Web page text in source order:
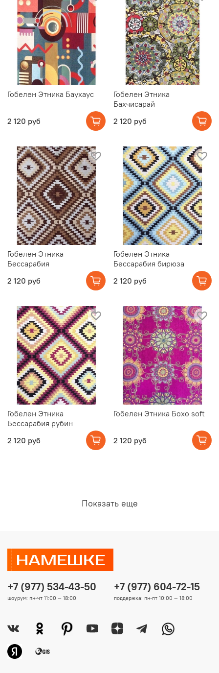
Гобелен Этника Баухаус
2 120 руб
Гобелен Этника
Бахчисарай
2 120 руб
Гобелен Этника
Бессарабия
2 120 руб
Гобелен Этника
Бессарабия бирюза
2 120 руб
Гобелен Этника
Бессарабия рубин
2 120 руб
Гобелен Этника Бохо soft
2 120 руб
Показать еще
+7 (977) 534-43-50
шоурум: пн-чт 11:00 — 18:00
+7 (977) 604-72-15
поддержка: пн-пт 10:00 — 18:00